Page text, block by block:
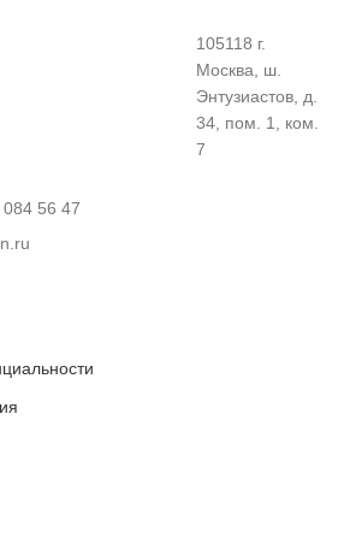
105118 г.
Москва, ш.
Энтузиастов, д.
34, пом. 1, ком.
7
56 47